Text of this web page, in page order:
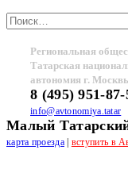
Региональная
Татарская
автономия г.
8 (495) 951-87-
info@avtonomiya.tatar
Малый
карта проезда| вступить в